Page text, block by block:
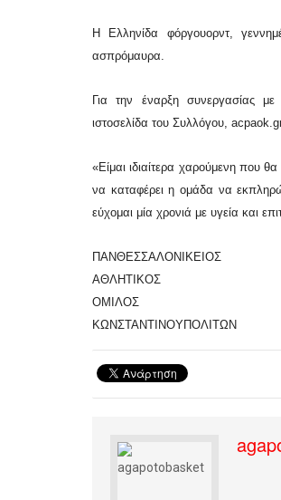
Η Ελληνίδα φόργουορντ,
ασπρόμαυρα.
Για την έναρξη συνεργασίας
ιστοσελίδα του Συλλόγου,
«Είμαι ιδιαίτερα χαρούμενη που
να καταφέρει η ομάδα να
εύχομαι μία χρονιά με υγεία και
ΠΑΝΘΕΣΣΑΛΟΝΙΚΕΙΟΣ
ΑΘΛΗΤΙΚΟΣ
ΟΜΙΛΟΣ
ΚΩΝΣΤΑΝΤΙΝΟΥΠΟΛΙΤΩΝ